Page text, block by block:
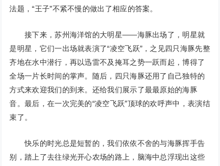
法题，“王子”不紧不慢的做出了相应的答案。
接下来，苏州海洋馆的大明星——海豚出场了，明星就
是明星，它们一出场就表演了“凌空飞跃”，之见四只海豚先整
齐地在水中潜行，再以迅雷不及掩耳之势一跃而起，博得了
全场一片长时间的掌声。随后，四只海豚还用了自己独特的
方式来欢迎我们的到来。还给我们展示了最最原始的海豚
音。最后，在一次完美的“凌空飞跃”顶球的欢呼声中，表演结
束了。
快乐的时光总是短暂的，我们依依不舍的与海豚挥手告
别，踏上了去往绿光开心农场的路上，脑海中总浮现出这些